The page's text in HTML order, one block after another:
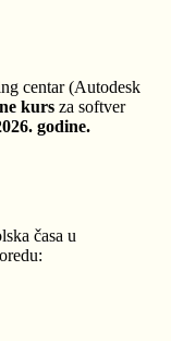
centar (Autodesk
kurs za softver
godine.
časa u